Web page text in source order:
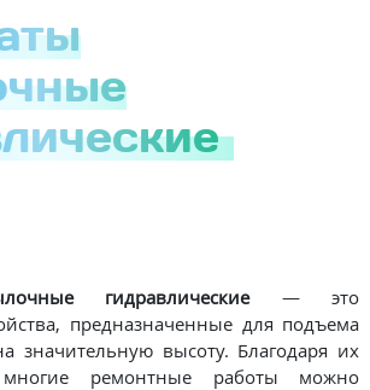
гидравлические— это
предназначенные для подъема
значительную высоту. Благодаря их
многие ремонтные работы можно